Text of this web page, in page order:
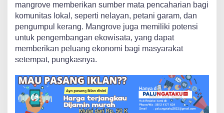
mangrove memberikan sumber mata pencaharian bagi
komunitas lokal, seperti nelayan, petani garam, dan
pengumpul kerang. Mangrove juga memiliki potensi
untuk pengembangan ekowisata, yang dapat
memberikan peluang ekonomi bagi masyarakat
setempat, pungkasnya.